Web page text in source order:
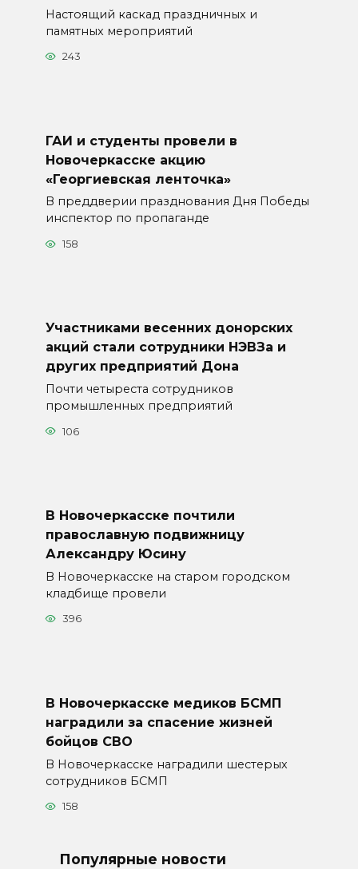
Настоящий каскад праздничных и
памятных мероприятий
243
ГАИ и студенты провели в
Новочеркасске акцию
«Георгиевская ленточка»
В преддверии празднования Дня Победы
инспектор по пропаганде
158
Участниками весенних донорских
акций стали сотрудники НЭВЗа и
других предприятий Дона
Почти четыреста сотрудников
промышленных предприятий
106
В Новочеркасске почтили
православную подвижницу
Александру Юсину
В Новочеркасске на старом городском
кладбище провели
396
В Новочеркасске медиков БСМП
наградили за спасение жизней
бойцов СВО
В Новочеркасске наградили шестерых
сотрудников БСМП
158
Популярные новости